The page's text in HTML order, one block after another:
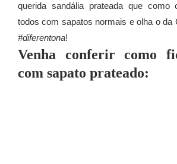
querida sandália prateada que
todos com sapatos normais e olha o da
#diferentona!
Venha conferir como
com sapato prateado: